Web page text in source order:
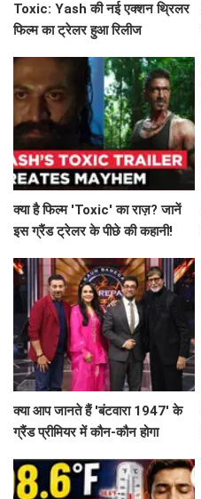
Toxic: Yash की नई एक्शन थ्रिलर
फिल्म का ट्रेलर हुआ रिलीज
क्या है फिल्म 'Toxic' का राज़? जानें
इस ग्रैंड ट्रेलर के पीछे की कहानी!
क्या आप जानते हैं 'बंटवारा 1947' के
ग्रैंड प्रीमियर में कौन-कौन होगा